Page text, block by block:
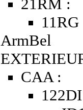
21RM :
ArmBel
CAA :